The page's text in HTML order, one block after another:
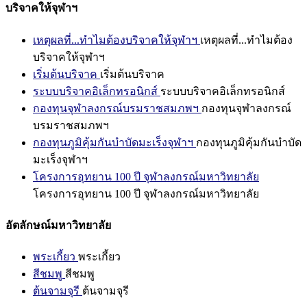
บริจาคให้จุฬาฯ
เหตุผลที่...ทำไมต้องบริจาคให้จุฬาฯ เหตุผลที่...ทำไมต้อง
บริจาคให้จุฬาฯ
เริ่มต้นบริจาค เริ่มต้นบริจาค
ระบบบริจาคอิเล็กทรอนิกส์ ระบบบริจาคอิเล็กทรอนิกส์
กองทุนจุฬาลงกรณ์บรมราชสมภพฯ กองทุนจุฬาลงกรณ์
บรมราชสมภพฯ
กองทุนภูมิคุ้มกันบำบัดมะเร็งจุฬาฯ กองทุนภูมิคุ้มกันบำบัด
มะเร็งจุฬาฯ
โครงการอุทยาน 100 ปี จุฬาลงกรณ์มหาวิทยาลัย
โครงการอุทยาน 100 ปี จุฬาลงกรณ์มหาวิทยาลัย
อัตลักษณ์มหาวิทยาลัย
พระเกี้ยว พระเกี้ยว
สีชมพู สีชมพู
ต้นจามจุรี ต้นจามจุรี